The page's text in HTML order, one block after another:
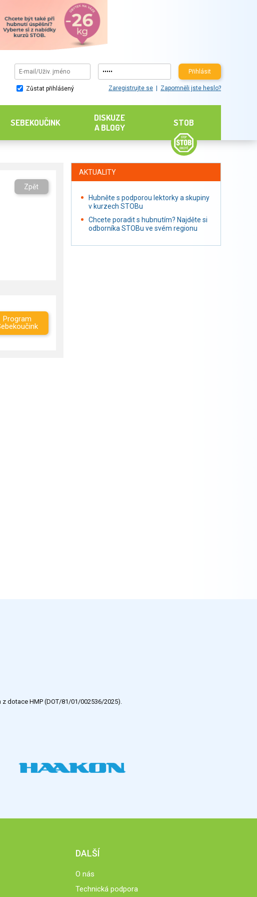
Přihlásit
Zůstat přihlášený Zaregistrujte se Zapomněli jste heslo?
SEBEKOUČINK
DISKUZE
A BLOGY
STOB
Zpět
Program
AKTUALITY
Hubněte s podporou lektorky a skupiny
v kurzech STOBu
Chcete poradit s hubnutím? Najděte si
odborníka STOBu ve svém regionu
dotace HMP (DOT/81/01/002536/2025).
DALŠÍ
O nás
Technická podpora